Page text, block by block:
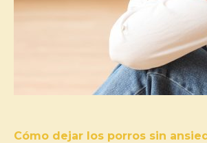
Cómo dejar los porros sin